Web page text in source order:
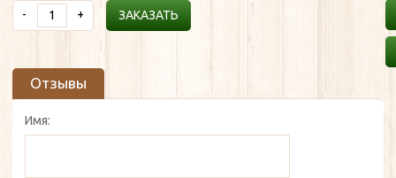
- + ЗАКАЗАТЬ
Отзывы
Имя: